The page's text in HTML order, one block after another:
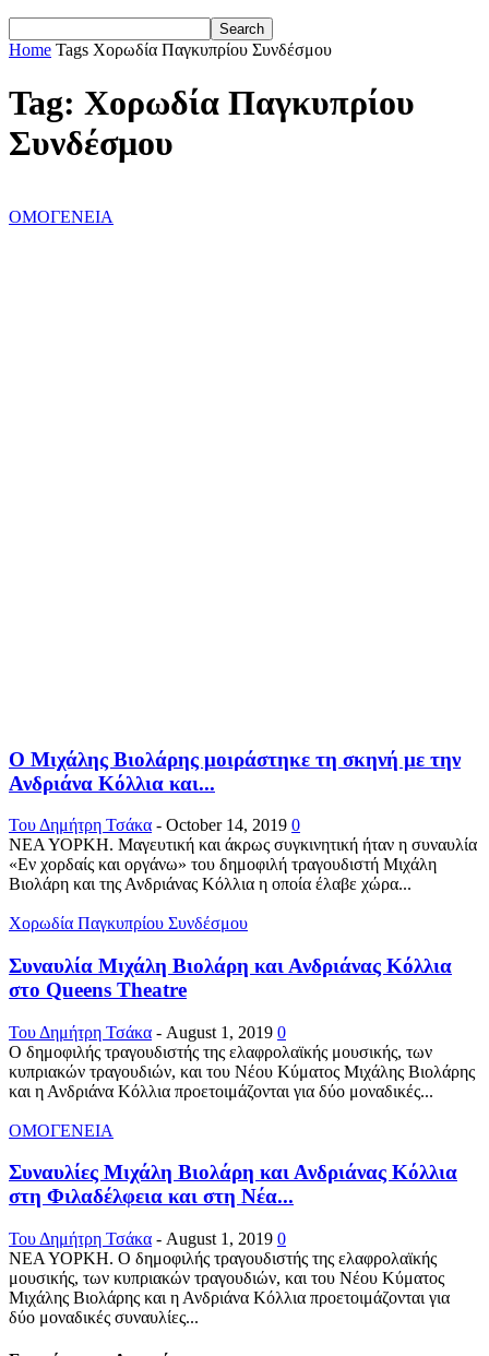
Home Tags Χορωδία Παγκυπρίου Συνδέσμου
Tag: Χορωδία Παγκυπρίου
Συνδέσμου
ΟΜΟΓΕΝΕΙΑ
Ο Μιχάλης Βιολάρης μοιράστηκε τη σκηνή με την
Ανδριάνα Κόλλια και...
Του Δημήτρη Τσάκα - October 14, 2019 0
ΝΕΑ ΥΟΡΚΗ. Μαγευτική και άκρως συγκινητική ήταν η συναυλία
«Εν χορδαίς και οργάνω» του δημοφιλή τραγουδιστή Μιχάλη
Βιολάρη και της Ανδριάνας Κόλλια η οποία έλαβε χώρα...
Χορωδία Παγκυπρίου Συνδέσμου
Συναυλία Μιχάλη Βιολάρη και Ανδριάνας Κόλλια
στο Queens Theatre
Του Δημήτρη Τσάκα - August 1, 2019 0
Ο δημοφιλής τραγουδιστής της ελαφρολαϊκής μουσικής, των
κυπριακών τραγουδιών, και του Νέου Κύματος Μιχάλης Βιολάρης
και η Ανδριάνα Κόλλια προετοιμάζονται για δύο μοναδικές...
ΟΜΟΓΕΝΕΙΑ
Συναυλίες Μιχάλη Βιολάρη και Ανδριάνας Κόλλια
στη Φιλαδέλφεια και στη Νέα...
Του Δημήτρη Τσάκα - August 1, 2019 0
ΝΕΑ ΥΟΡΚΗ. Ο δημοφιλής τραγουδιστής της ελαφρολαϊκής
μουσικής, των κυπριακών τραγουδιών, και του Νέου Κύματος
Μιχάλης Βιολάρης και η Ανδριάνα Κόλλια προετοιμάζονται για
δύο μοναδικές συναυλίες...